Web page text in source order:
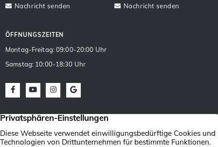
Nachricht senden
Nachricht senden
ÖFFNUNGSZEITEN
Montag-Freitag: 09:00-20:00 Uhr
Samstag: 10:00-18:30 Uhr
FacebookYoutubeInstagramGoogle Maps